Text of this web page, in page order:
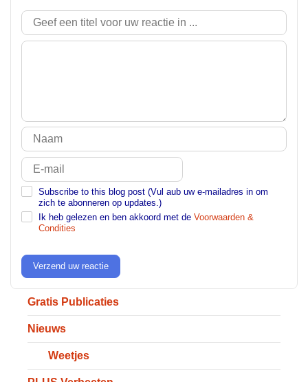
Subscribe to this blog post (Vul aub uw e-mailadres in om
zich te abonneren op updates.)
Ik heb gelezen en ben akkoord met de Voorwaarden &
Condities
Verzend uw reactie
Gratis Publicaties
Nieuws
Weetjes